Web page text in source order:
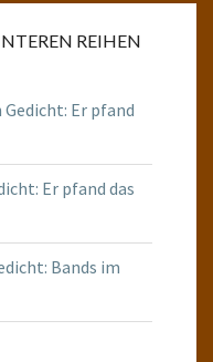
REIHEN
Er pfand
Er pfand das
Bands im